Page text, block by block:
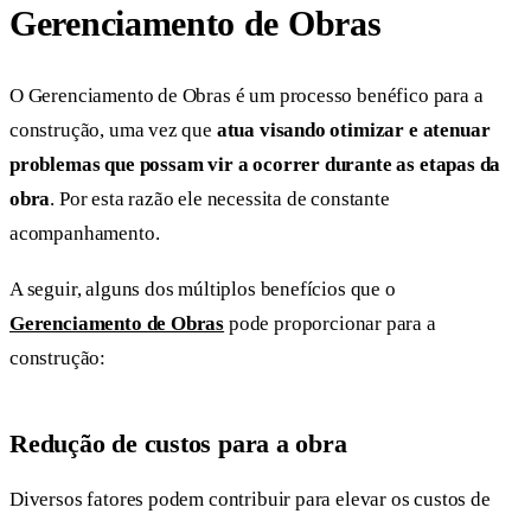
Gerenciamento de Obras
O Gerenciamento de Obras é um processo benéfico para a
construção, uma vez que atua visando otimizar e atenuar
problemas que possam vir a ocorrer durante as etapas da
obra. Por esta razão ele necessita de constante
acompanhamento.
A seguir, alguns dos múltiplos benefícios que o
Gerenciamento de Obras pode proporcionar para a
construção:
Redução de custos para a obra
Diversos fatores podem contribuir para elevar os custos de